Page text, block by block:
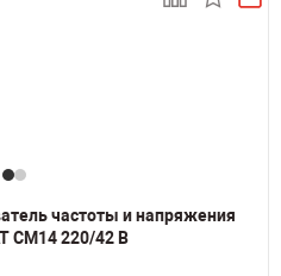
частоты и напряжения
СМ14 220/42 В